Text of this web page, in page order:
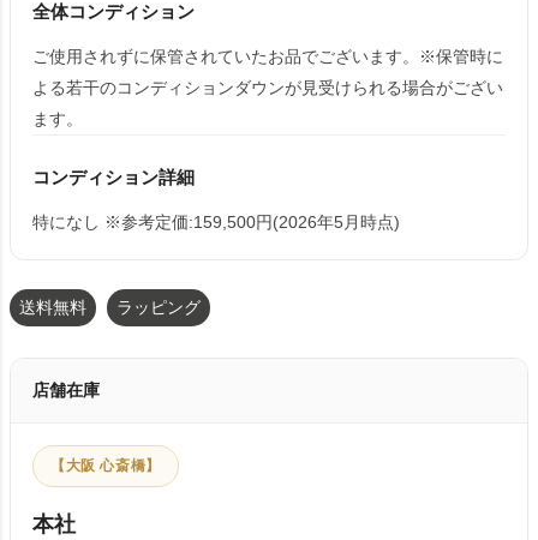
全体コンディション
ご使用されずに保管されていたお品でございます。※保管時に
よる若干のコンディションダウンが見受けられる場合がござい
ます。
コンディション詳細
特になし ※参考定価:159,500円(2026年5月時点)
送料無料 ラッピング
店舗在庫
【大阪 心斎橋】
本社